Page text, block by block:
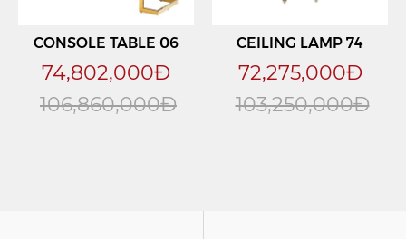
CONSOLE TABLE 06
74,802,000Đ
106,860,000Đ
CEILING LAMP 74
72,275,000Đ
103,250,000Đ